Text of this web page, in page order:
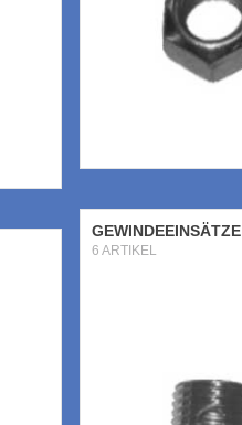
GEWINDEEINSÄTZE
6 ARTIKEL